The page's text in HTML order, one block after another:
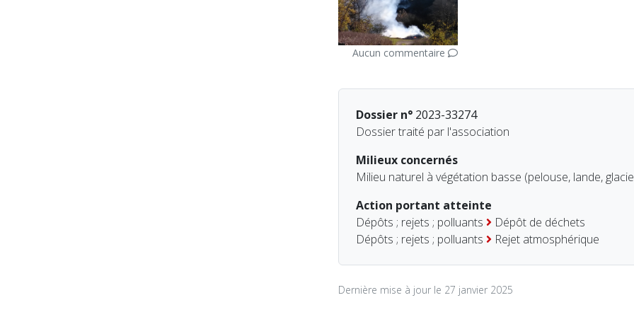
Aucun commentaire
Dossier n°2023-33274
Dossier traité par l'association
Milieux concernés
Milieu naturel à végétation basse (pelouse, lande,
Action portant atteinte
Dépôts ; rejets ; polluants
Dépôt de déchets
Dépôts ; rejets ; polluants
Rejet atmosphérique
Dernière mise à jour le 27 janvier 2025